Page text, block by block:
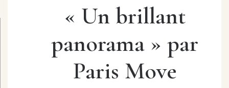
« Un brillant
panorama » par
Paris Move